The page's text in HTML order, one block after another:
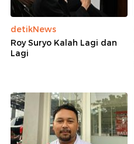
detikNews
Roy Suryo Kalah Lagi dan
Lagi